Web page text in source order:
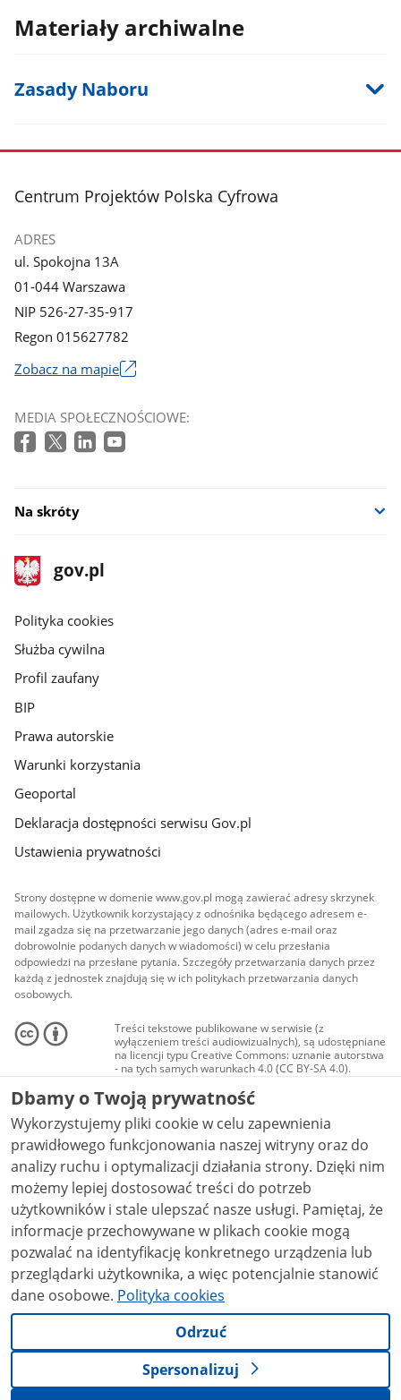
Materiały archiwalne
Zasady Naboru
stopka
Centrum Projektów Polska Cyfrowa
ADRES
ul. Spokojna 13A
01-044 Warszawa
NIP 526-27-35-917
Regon 015627782
Zobacz na mapie
się
w
MEDIA SPOŁECZNOŚCIOWE:
Na skróty
stopka
gov.pl
Strona
gov.pl
gov.pl
Polityka cookies
Służba cywilna
Profil zaufany
BIP
Prawa autorskie
Warunki korzystania
Geoportal
Deklaracja dostępności serwisu Gov.pl
Ustawienia prywatności
Strony dostępne w domenie www.gov.pl mogą zawierać adresy skrzynek
mailowych. Użytkownik korzystający z odnośnika będącego adresem e-
mail zgadza się na przetwarzanie jego danych (adres e-mail oraz
dobrowolnie podanych danych w wiadomości) w celu przesłania
odpowiedzi na przesłane pytania. Szczegóły przetwarzania danych przez
każdą z jednostek znajdują się w ich politykach przetwarzania danych
osobowych.
Treści tekstowe publikowane w serwisie (z
wyłączeniem treści audiowizualnych), są udostępniane
na licencji typu Creative Commons: uznanie autorstwa
- na tych samych warunkach 4.0 (CC BY-SA 4.0).
Materiały audiowizualne, w tym zdjęcia, materiały
audio i wideo, są udostępniane na licencji typu
Creative Commons: uznanie autorstwa użycie
niekomercyjne - bez utworów zależnych 4.0 (CC BY-
NC-ND 4.0), o ile nie jest to stwierdzone inaczej.
Dbamy o Twoją prywatność
Wykorzystujemy pliki cookie w celu zapewnienia
prawidłowego funkcjonowania naszej witryny oraz do
analizy ruchu i optymalizacji działania strony. Dzięki nim
możemy lepiej dostosować treści do potrzeb
użytkowników i stale ulepszać nasze usługi. Pamiętaj, że
informacje przechowywane w plikach cookie mogą
pozwalać na identyfikację konkretnego urządzenia lub
przeglądarki użytkownika, a więc potencjalnie stanowić
dane osobowe. Polityka cookies
Odrzuć
Spersonalizuj